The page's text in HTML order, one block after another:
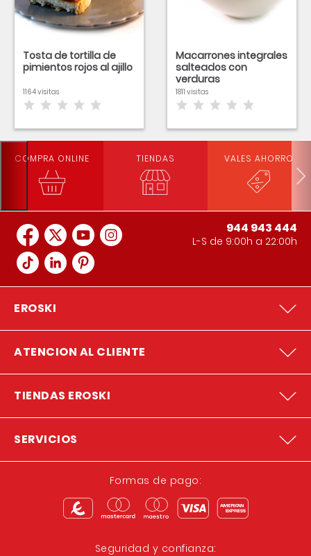
Tosta de tortilla de
pimientos rojos al ajillo
1164 visitas
Macarrones integrales
salteados con
verduras
1811 visitas
COMPRA ONLINE TIENDAS VALES AHORRO
944 943 444
L-S de 9:00h a 22:00h
EROSKI
ATENCION AL CLIENTE
TIENDAS EROSKI
SERVICIOS
Formas de pago:
Seguridad y confianza: